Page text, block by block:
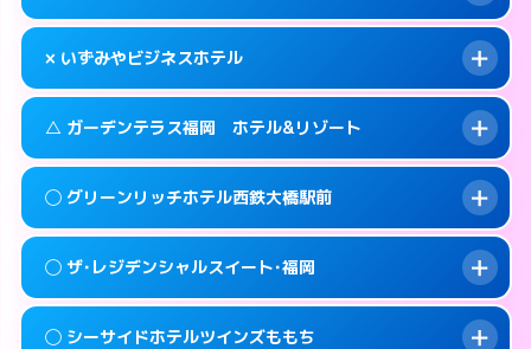
info このホテルの詳細ページを見る →
smartphone 092-603-2525
map 福岡市東区西戸崎18-25
info このホテルの詳細ページを見る →
案内方法:24:00以降はホテルの入り口で待ち
合わせ。
info このホテルの詳細ページを見る →
案内方法:状況により派遣できません。
smartphone 092-920-2130
map 筑紫野市湯町1-14-3
info このホテルの詳細ページを見る →
× いずみやビジネスホテル
案内方法:
派遣できません。
smartphone 070-9034-6635
map 福岡市西区姪の浜4-15-9
info このホテルの詳細ページを見る →
△ ガーデンテラス福岡 ホテル&リゾート
案内方法: 状況により派遣できません。
smartphone 092-881-0067
map 福岡市西区小戸2-3-55
◯ グリーンリッチホテル西鉄大橋駅前
案内方法: 女性が直接お部屋まで伺います。
◯ ザ･レジデンシャルスイート･福岡
◯ シーサイドホテルツインズももち